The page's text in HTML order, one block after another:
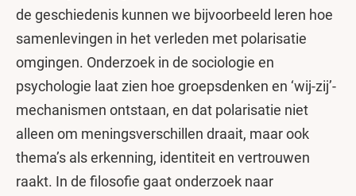
de geschiedenis kunnen we bijvoorbeeld leren hoe
samenlevingen in het verleden met polarisatie
omgingen. Onderzoek in de sociologie en
psychologie laat zien hoe groepsdenken en ‘wij-zij’-
mechanismen ontstaan, en dat polarisatie niet
alleen om meningsverschillen draait, maar ook
thema’s als erkenning, identiteit en vertrouwen
raakt. In de filosofie gaat onderzoek naar